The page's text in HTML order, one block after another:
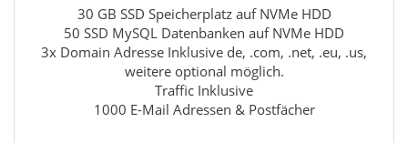
30 GB SSD Speicherplatz auf NVMe HDD
50 SSD MySQL Datenbanken auf NVMe HDD
3x Domain Adresse Inklusive de, .com, .net, .eu, .us,
weitere optional möglich.
Traffic Inklusive
1000 E-Mail Adressen & Postfächer